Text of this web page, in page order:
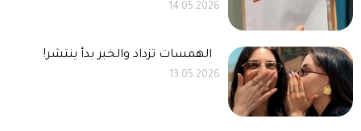
14.05.2026
الهمسات تزداد والخبر بدأ ينتشر!
13.05.2026